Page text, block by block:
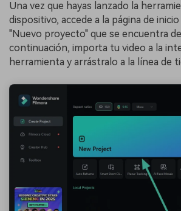
Una vez que hayas lanzado la
dispositivo, accede a la página de
"Nuevo proyecto" que se encuentra
continuación, importa tu video a la
herramienta y arrástralo a la línea de